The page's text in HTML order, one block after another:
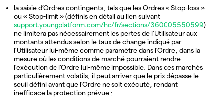
la saisie d’Ordres contingents, tels que les Ordres « Stop-loss »
ou « Stop-limit » (définis en détail au lien suivant
support.youngplatform.com/hc/fr/sections/360005550599)
ne limitera pas nécessairement les pertes de l’Utilisateur aux
montants attendus selon le taux de change indiqué par
l’Utilisateur lui-même comme paramètre dans l’Ordre, dans la
mesure où les conditions de marché pourraient rendre
l’exécution de l’Ordre lui-même impossible. Dans des marchés
particulièrement volatils, il peut arriver que le prix dépasse le
seuil défini avant que l’Ordre ne soit exécuté, rendant
inefficace la protection prévue ;